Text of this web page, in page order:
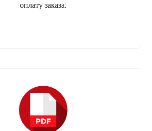
оплату заказа.